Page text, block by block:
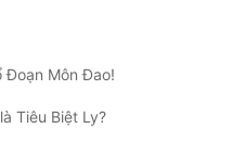
Đoạn Môn Đao!
Tiêu Biệt Ly?